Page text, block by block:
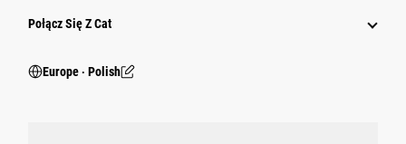
Połącz Się Z Cat
Europe ‧ Polish